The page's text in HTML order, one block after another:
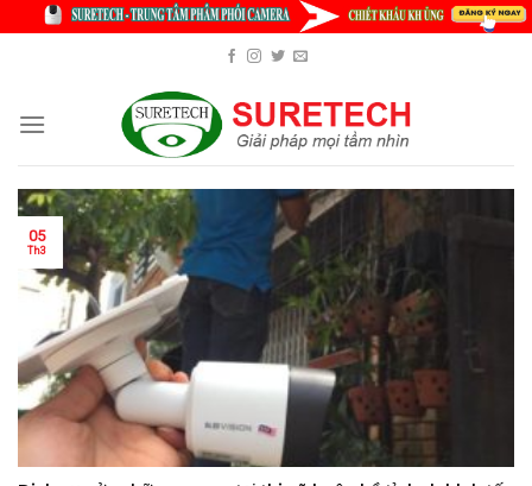
05
Th3